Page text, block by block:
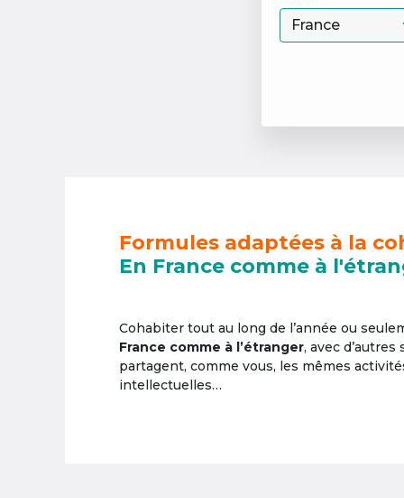
Formules adaptées à la
En France comme à
Cohabiter tout au long de l’année ou
France comme à l’étranger, avec
partagent, comme vous, les mêmes
intellectuelles…